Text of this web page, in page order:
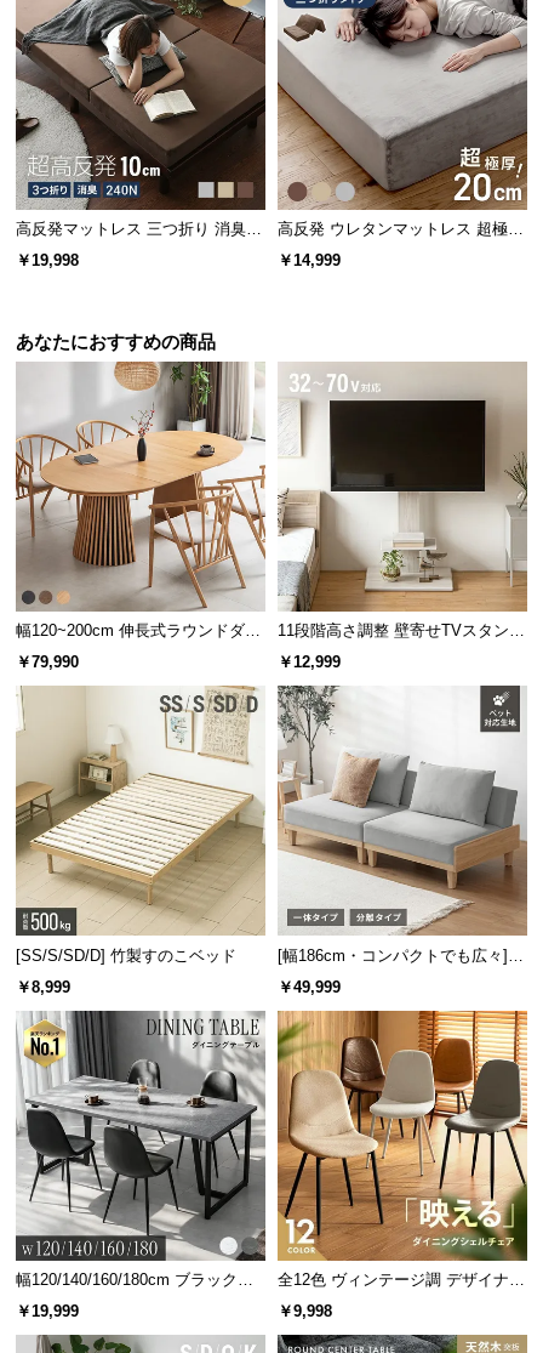
高反発マットレス 三つ折り 消臭
高密度ハード 厚さ10cm K
￥19,998
高反発 ウレタンマットレス 超極厚
20cm 三つ折りタイプ [S]
￥14,999
あなたにおすすめの商品
幅120~200cm 伸長式ラウンドダイ
ニングテーブル 6人掛け 天然木突
￥79,990
11段階高さ調整 壁寄せTVスタンド
キャスター付き 上下左右角度調節
￥12,999
[SS/S/SD/D] 竹製すのこベッド
￥8,999
[幅186cm・コンパクトでも広々] 3
人掛けソファベッド リクライニン
グ 天然木フレーム 北欧
￥49,999
幅120/140/160/180cm ブラックフ
レーム ダイニング 大理石調 4人掛
￥19,999
全12色 ヴィンテージ調 デザイナー
ズシェルチェア
￥9,998